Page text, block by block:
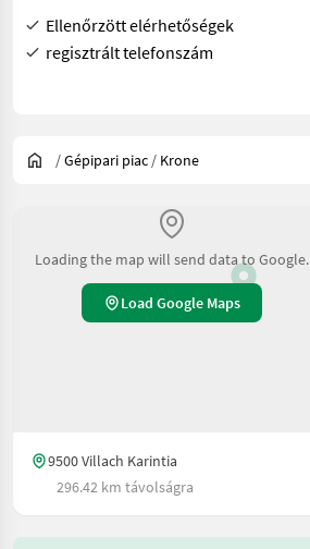
Ellenőrzött elérhetőségek
regisztrált telefonszám
/Gépipari piac / Krone
Loading the map will send data to Google.
Load Google Maps
9500 Villach Karintia
296.42 km távolságra